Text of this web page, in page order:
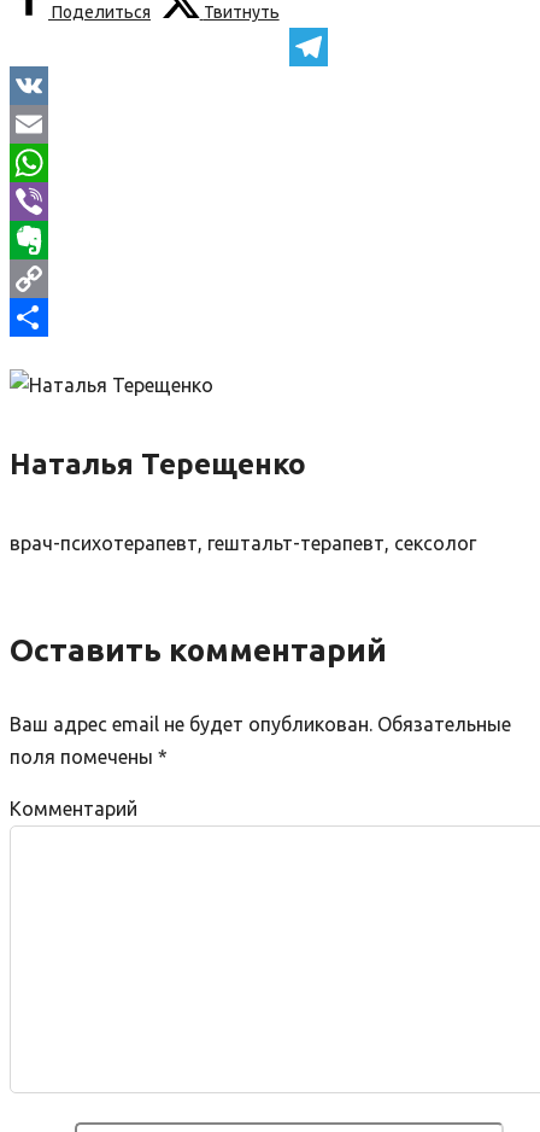
Поделиться Твитнуть
Telegram
VK
Email
WhatsApp
Viber
Evernote
Copy
Наталья Терещенко
врач-психотерапевт, гештальт-терапевт, сексолог
Оставить комментарий
Ваш адрес email не будет опубликован. Обязательные
поля помечены *
Комментарий